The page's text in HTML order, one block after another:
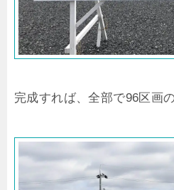
完成すれば、全部で96区画